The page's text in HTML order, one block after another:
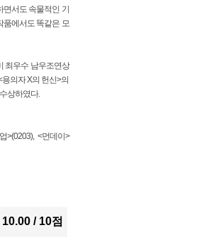
서도 속물적인 기
품에서도 똑같은 모
최우수 남우조연상
의자 X의 헌신>의
상하였다.
>(0203), <먼데이>
10.00 / 10점